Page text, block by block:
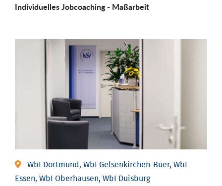
Individu­elles Job­coaching - Maßarbeit
WbI Dortmund, WbI Gelsenkirchen-Buer, WbI
Essen, WbI Oberhausen, WbI Duisburg